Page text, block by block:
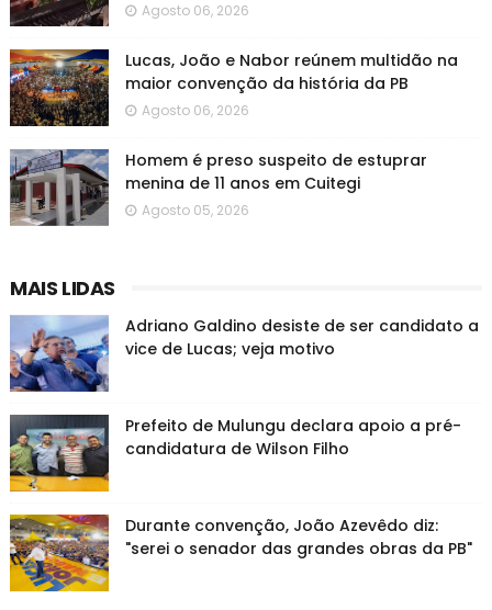
Agosto 06, 2026
Lucas, João e Nabor reúnem multidão na
maior convenção da história da PB
Agosto 06, 2026
Homem é preso suspeito de estuprar
menina de 11 anos em Cuitegi
Agosto 05, 2026
MAIS LIDAS
Adriano Galdino desiste de ser candidato a
vice de Lucas; veja motivo
Prefeito de Mulungu declara apoio a pré-
candidatura de Wilson Filho
Durante convenção, João Azevêdo diz:
"serei o senador das grandes obras da PB"